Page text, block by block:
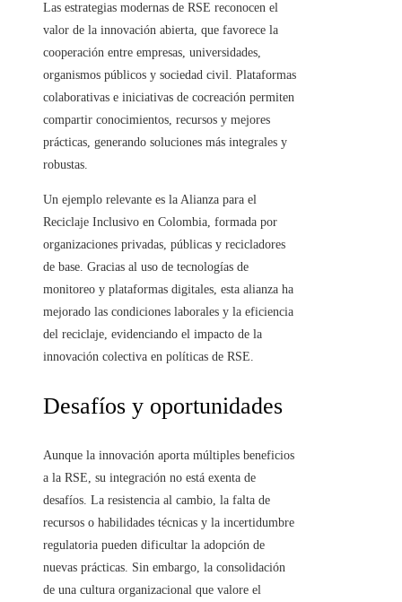
Las estrategias modernas de RSE reconocen el
valor de la innovación abierta, que favorece la
cooperación entre empresas, universidades,
organismos públicos y sociedad civil. Plataformas
colaborativas e iniciativas de cocreación permiten
compartir conocimientos, recursos y mejores
prácticas, generando soluciones más integrales y
robustas.
Un ejemplo relevante es la Alianza para el
Reciclaje Inclusivo en Colombia, formada por
organizaciones privadas, públicas y recicladores
de base. Gracias al uso de tecnologías de
monitoreo y plataformas digitales, esta alianza ha
mejorado las condiciones laborales y la eficiencia
del reciclaje, evidenciando el impacto de la
innovación colectiva en políticas de RSE.
Desafíos y oportunidades
Aunque la innovación aporta múltiples beneficios
a la RSE, su integración no está exenta de
desafíos. La resistencia al cambio, la falta de
recursos o habilidades técnicas y la incertidumbre
regulatoria pueden dificultar la adopción de
nuevas prácticas. Sin embargo, la consolidación
de una cultura organizacional que valore el